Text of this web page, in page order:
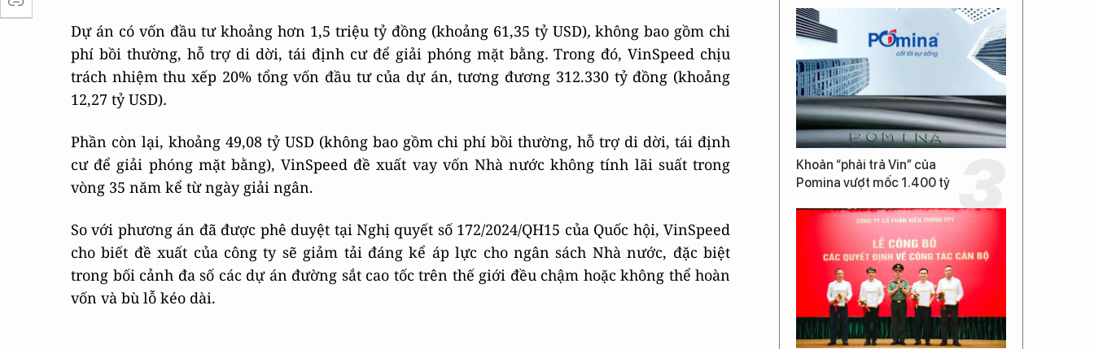
Dự án có vốn đầu tư khoảng hơn 1,5 triệu tỷ đồng (khoảng 61,35 tỷ USD), không bao gồm chi
phí bồi thường, hỗ trợ di dời, tái định cư để giải phóng mặt bằng. Trong đó, VinSpeed chịu
trách nhiệm thu xếp 20% tổng vốn đầu tư của dự án, tương đương 312.330 tỷ đồng (khoảng
12,27 tỷ USD).
Phần còn lại, khoảng 49,08 tỷ USD (không bao gồm chi phí bồi thường, hỗ trợ di dời, tái định
cư để giải phóng mặt bằng), VinSpeed đề xuất vay vốn Nhà nước không tính lãi suất trong
vòng 35 năm kể từ ngày giải ngân.
So với phương án đã được phê duyệt tại Nghị quyết số 172/2024/QH15 của Quốc hội, VinSpeed
cho biết đề xuất của công ty sẽ giảm tải đáng kể áp lực cho ngân sách Nhà nước, đặc biệt
trong bối cảnh đa số các dự án đường sắt cao tốc trên thế giới đều chậm hoặc không thể hoàn
vốn và bù lỗ kéo dài.
Khoản “phải trả Vin” của
Pomina vượt mốc 1.400 tỷ